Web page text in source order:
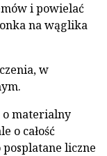
i powielać
na wąglika
w
o materialny
o całość
liczne